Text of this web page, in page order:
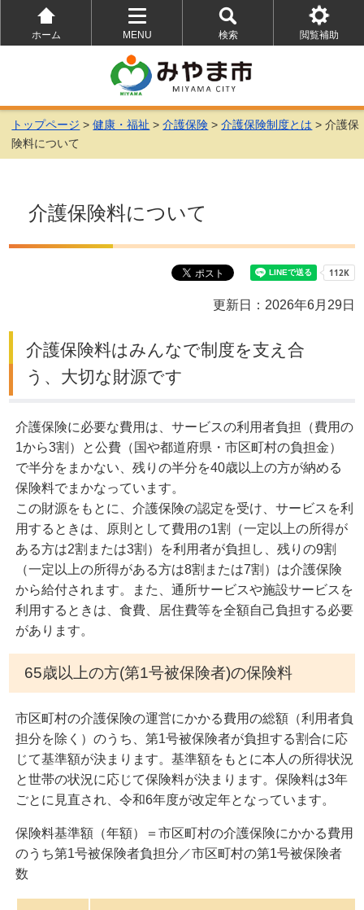
ホーム
MENU
を
開
く
検索
を
開
く
閲覧補助
を
トップページ >健康・福祉 >介護保険 >介護保険制度とは > 介護保
険料について
介護保険料について
更新日：2026年6月29日
介護保険料はみんなで制度を支え合
う、大切な財源です
介護保険に必要な費用は、サービスの利用者負担（費用の
1から3割）と公費（国や都道府県・市区町村の負担金）
で半分をまかない、残りの半分を40歳以上の方が納める
保険料でまかなっています。
この財源をもとに、介護保険の認定を受け、サービスを利
用するときは、原則として費用の1割（一定以上の所得が
ある方は2割または3割）を利用者が負担し、残りの9割
（一定以上の所得がある方は8割または7割）は介護保険
から給付されます。また、通所サービスや施設サービスを
利用するときは、食費、居住費等を全額自己負担する必要
があります。
65歳以上の方(第1号被保険者)の保険料
市区町村の介護保険の運営にかかる費用の総額（利用者負
担分を除く）のうち、第1号被保険者が負担する割合に応
じて基準額が決まります。基準額をもとに本人の所得状況
と世帯の状況に応じて保険料が決まります。保険料は3年
ごとに見直され、令和6年度が改定年となっています。
保険料基準額（年額）＝市区町村の介護保険にかかる費用
のうち第1号被保険者負担分／市区町村の第1号被保険者
数